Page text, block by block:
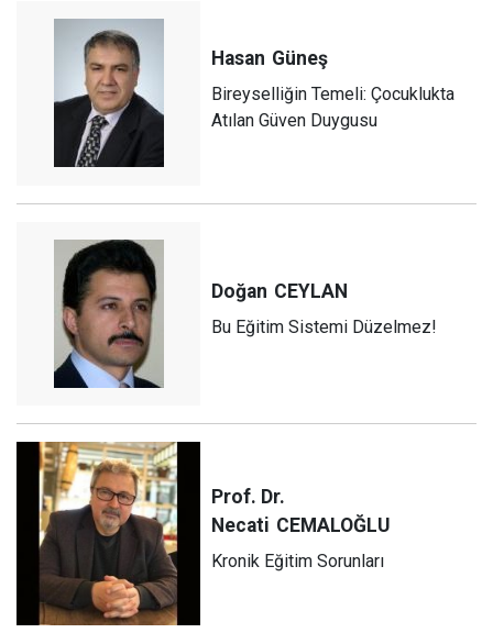
Hasan Güneş
Bireyselliğin Temeli: Çocuklukta
Atılan Güven Duygusu
Doğan CEYLAN
Bu Eğitim Sistemi Düzelmez!
Prof. Dr.
Necati CEMALOĞLU
Kronik Eğitim Sorunları